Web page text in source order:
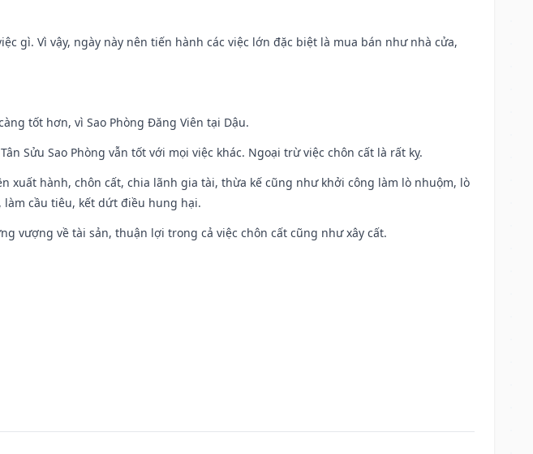
gì. Vì vậy, ngày này nên tiến hành các việc lớn đặc biệt là mua bán như nhà cửa,
tốt hơn, vì Sao Phòng Đăng Viên tại Dậu.
Sửu Sao Phòng vẫn tốt với mọi việc khác. Ngoại trừ việc chôn cất là rất kỵ.
xuất hành, chôn cất, chia lãnh gia tài, thừa kế cũng như khởi công làm lò nhuộm, lò
cầu tiêu, kết dứt điều hung hại.
vượng về tài sản, thuận lợi trong cả việc chôn cất cũng như xây cất.